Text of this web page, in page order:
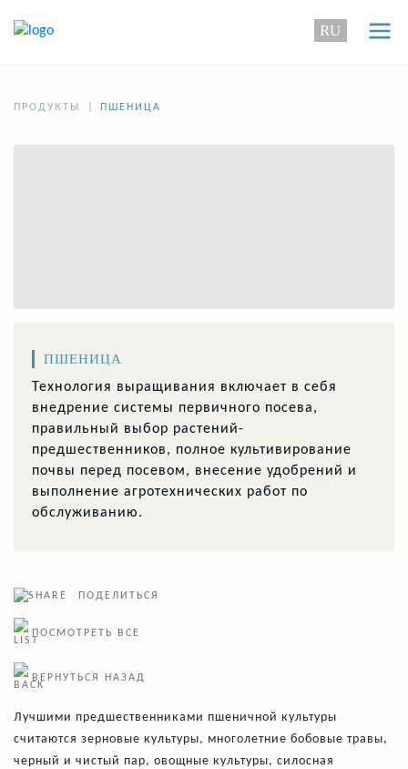
RU
ПРОДУКТЫ ПШЕНИЦА
ПШЕНИЦА
Технология выращивания включает в себя
внедрение системы первичного посева,
правильный выбор растений-
предшественников, полное культивирование
почвы перед посевом, внесение удобрений и
выполнение агротехнических работ по
обслуживанию.
ПОДЕЛИТЬСЯ
ПОСМОТРЕТЬ ВСЕ
ВЕРНУТЬСЯ НАЗАД
Лучшими предшественниками пшеничной культуры
считаются зерновые культуры, многолетние бобовые травы,
черный и чистый пар, овощные культуры, силосная